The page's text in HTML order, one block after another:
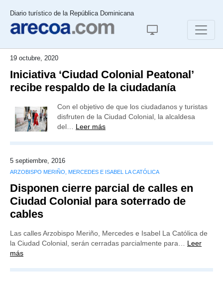
Diario turístico de la República Dominicana
19 octubre, 2020
Iniciativa ‘Ciudad Colonial Peatonal’
recibe respaldo de la ciudadanía
Con el objetivo de que los ciudadanos y turistas
disfruten de la Ciudad Colonial, la alcaldesa
del… Leer más
5 septiembre, 2016
ARZOBISPO MERIÑO, MERCEDES E ISABEL LA CATÓLICA
Disponen cierre parcial de calles en
Ciudad Colonial para soterrado de
cables
Las calles Arzobispo Meriño, Mercedes e Isabel La Católica de
la Ciudad Colonial, serán cerradas parcialmente para… Leer
más